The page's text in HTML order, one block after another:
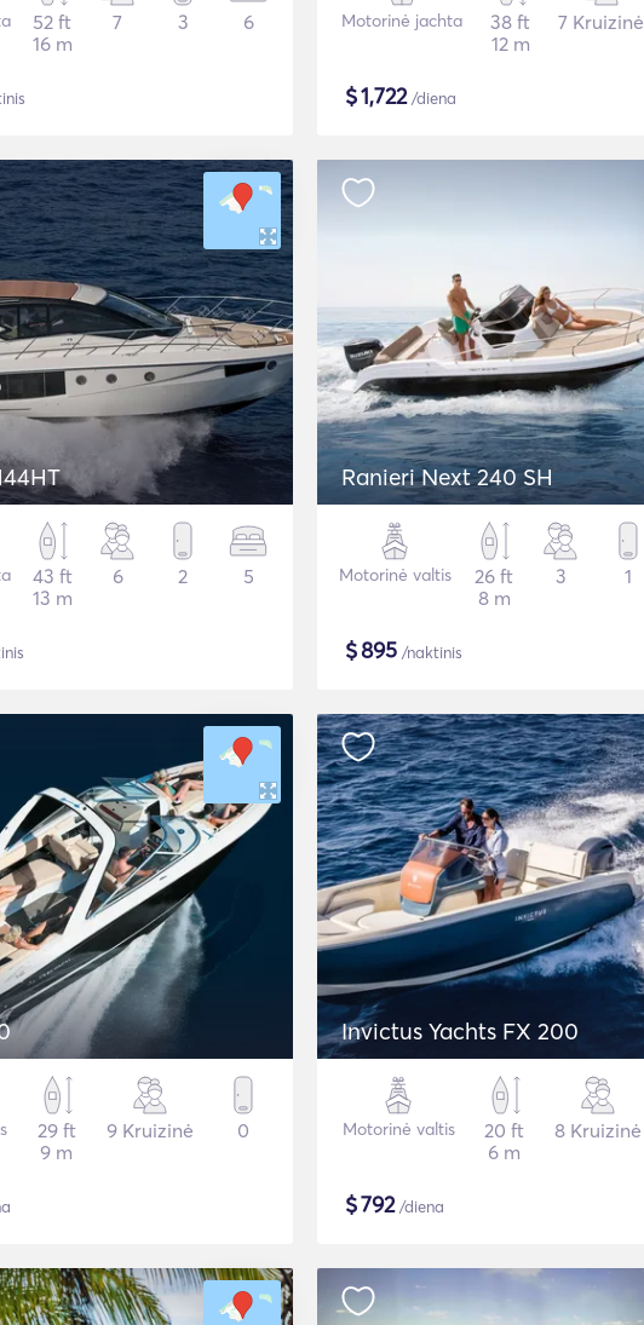
52 ft
16 m
7 3 6 Motorinė jachta
38 ft
12 m
7 Kruizinė
$1,722/diena
43 ft
13 m
6 2 5
Ranieri Next 240 SH
Motorinė valtis
26 ft
8 m
3 1
$895 /naktinis
29 ft
9 m
9 Kruizinė 0
Invictus Yachts FX 200
Motorinė valtis
20 ft
6 m
8 Kruizinė
$792/diena